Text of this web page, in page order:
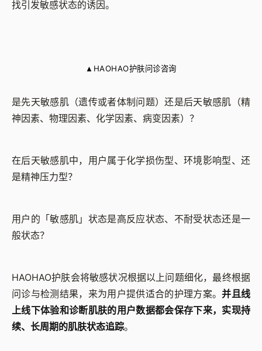
找引发敏感状态的诱因。
▲ HAOHAO护肤问诊咨询
是先天敏感肌（遗传或者体制问题）还是后天敏感肌（精
神因素、物理因素、化学因素、病变因素）？
在后天敏感肌中，用户属于化学损伤型、环境影响型、还
是精神压力型？
用户的「敏感肌」状态是高反应状态、不耐受状态还是一
般状态？
HAOHAO护肤会将敏感状况根据以上问题细化，最终根据
问诊与检测结果，来为用户提供适合的护理方案。并且线
上线下体验和诊断肌肤的用户数据都会保存下来，实现持
续、长周期的肌肤状态追踪。